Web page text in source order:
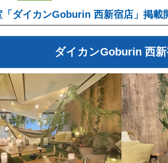
「ダイカンGoburin 西新宿店」掲載
ダイカンGoburin 西